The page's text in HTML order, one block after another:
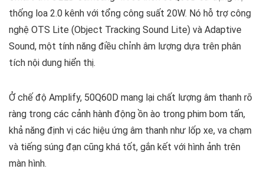
thống loa 2.0 kênh với tổng công suất 20W. Nó hỗ trợ công
nghệ OTS Lite (Object Tracking Sound Lite) và Adaptive
Sound, một tính năng điều chỉnh âm lượng dựa trên phân
tích nội dung hiển thị.
Ở chế độ Amplify, 50Q60D mang lại chất lượng âm thanh rõ
ràng trong các cảnh hành động ồn ào trong phim bom tấn,
khả năng định vị các hiệu ứng âm thanh như lốp xe, va chạm
và tiếng súng đạn cũng khá tốt, gắn kết với hình ảnh trên
màn hình.